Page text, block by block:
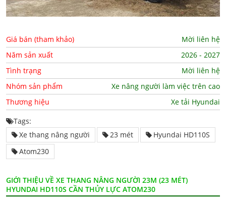
Giá bán (tham khảo)
Mời liên hệ
Năm sản xuất
2026 - 2027
Tình trạng
Mời liên hệ
Nhóm sản phẩm
Xe nâng người làm việc trên cao
Thương hiệu
Xe tải Hyundai
Tags:
Xe thang nâng người
23 mét
Hyundai HD110S
Atom230
GIỚI THIỆU VỀ XE THANG NÂNG NGƯỜI 23M (23 MÉT)
HYUNDAI HD110S CẦN THỦY LỰC ATOM230